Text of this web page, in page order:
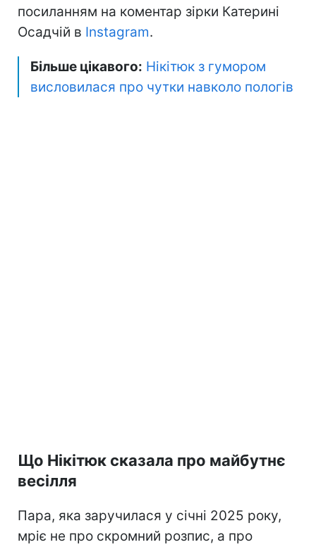
посиланням на коментар зірки Катерині
Осадчій в Instagram.
Більше цікавого: Нікітюк з гумором
висловилася про чутки навколо пологів
Що Нікітюк сказала про майбутнє
весілля
Пара, яка заручилася у січні 2025 року,
мріє не про скромний розпис, а про